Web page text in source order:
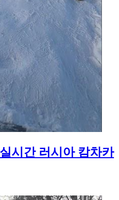
시간 러시아 캄차카